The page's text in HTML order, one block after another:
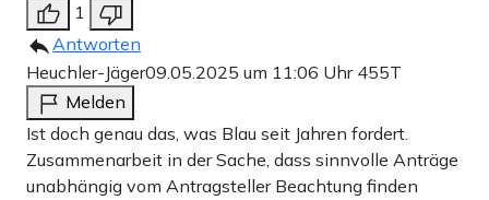
1
Antworten
Heuchler-Jäger09.05.2025 um 11:06 Uhr 455T
Melden
Ist doch genau das, was Blau seit Jahren fordert.
Zusammenarbeit in der Sache, dass sinnvolle Anträge
unabhängig vom Antragsteller Beachtung finden